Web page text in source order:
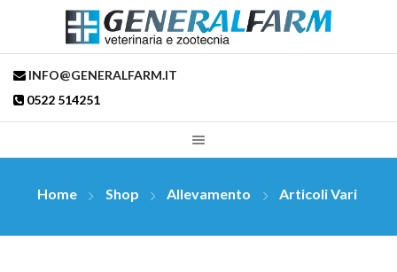
INFO@GENERALFARM.IT
0522 514251
Home Shop Allevamento Articoli Vari